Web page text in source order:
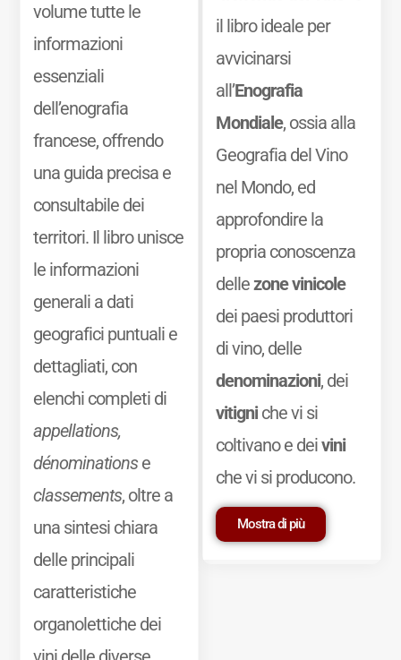
volume tutte le
informazioni
essenziali
dell’enografia
francese, offrendo
una guida precisa e
consultabile dei
territori. Il libro unisce
le informazioni
generali a dati
geografici puntuali e
dettagliati, con
elenchi completi di
appellations,
dénominationse
classements, oltre a
una sintesi chiara
delle principali
caratteristiche
organolettiche dei
il libro ideale per
avvicinarsi
all’Enografia
Mondiale, ossia alla
Geografia del Vino
nel Mondo, ed
approfondire la
propria conoscenza
dellezone vinicole
dei paesi produttori
di vino, delle
denominazioni, dei
vitigniche vi si
coltivano e deivini
che vi si producono.
Mostra di più